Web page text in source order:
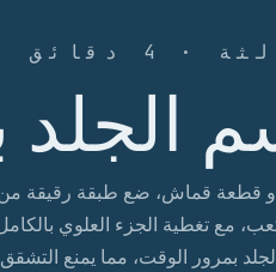
4 دقائق
الجلد
أو قطعة قماش، ضع طبقة رقيقة
مع تغطية الجزء العلوي
بمرور الوقت، مما يمنع